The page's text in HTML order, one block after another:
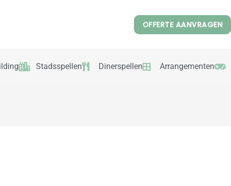
OFFERTE AANVRAGEN
Stadsspellen Dinerspellen Arrangementen